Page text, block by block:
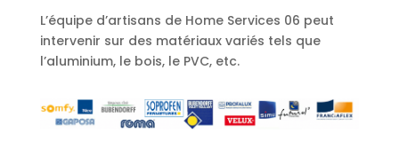
L’équipe d’artisans de Home Services 06 peut
intervenir sur des matériaux variés tels que
l’aluminium, le bois, le PVC, etc.